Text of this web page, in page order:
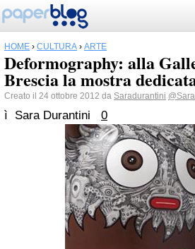
HOME › CULTURA › ARTE
Deformography: alla
Brescia la mostra
Creato il 24 ottobre 2012 da Saradurantini
ì Sara Durantini 0